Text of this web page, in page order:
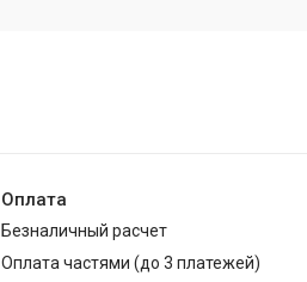
Оплата
Безналичный расчет
Оплата частями (до 3 платежей)